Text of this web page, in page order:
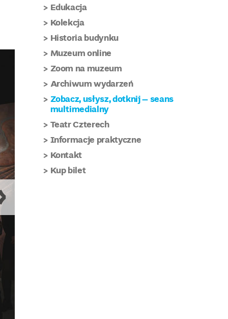
Edukacja
Kolekcja
Historia budynku
Muzeum online
Zoom na muzeum
Archiwum wydarzeń
Zobacz, usłysz, dotknij – seans
multimedialny
Teatr Czterech
Informacje praktyczne
Kontakt
Kup bilet